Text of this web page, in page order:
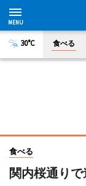
30°C 食べる
食べる
関内桜通り